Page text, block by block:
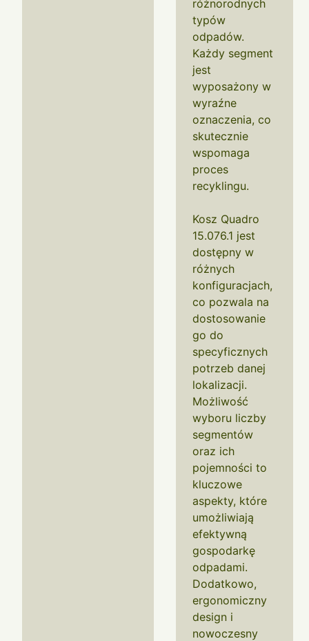
różnorodnych
typów
odpadów.
Każdy segment
jest
wyposażony w
wyraźne
oznaczenia, co
skutecznie
wspomaga
proces
recyklingu.
Kosz Quadro
15.076.1 jest
dostępny w
różnych
konfiguracjach,
co pozwala na
dostosowanie
go do
specyficznych
potrzeb danej
lokalizacji.
Możliwość
wyboru liczby
segmentów
oraz ich
pojemności to
kluczowe
aspekty, które
umożliwiają
efektywną
gospodarkę
odpadami.
Dodatkowo,
ergonomiczny
design i
nowoczesny